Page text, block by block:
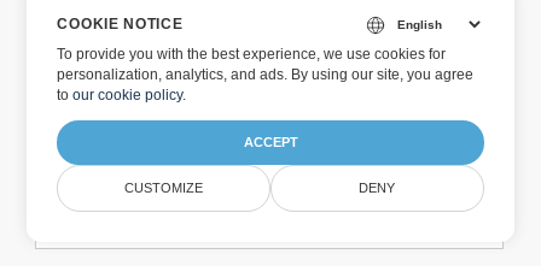
aspose.cells报告服务24.2 x64
aspose.cells报告服务24.2
添加:February 23, 2024 下载:13
下载
COOKIE NOTICE
To provide you with the best experience, we use cookies for
personalization, analytics, and ads. By using our site, you agree
toour cookie policy.
ACCEPT
CUSTOMIZE DENY